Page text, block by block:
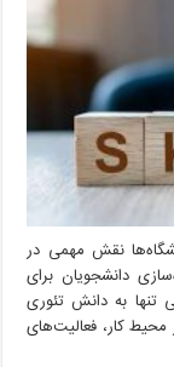
نقش مهمی در
دانشجویان برای
تنها به دانش تئوری
محیط کار، فعالیت‌های